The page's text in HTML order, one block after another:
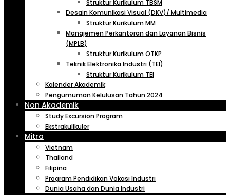
Struktur Kurikulum TBSM
Desain Komunikasi Visual (DKV)/ Multimedia
Struktur Kurikulum MM
Manajemen Perkantoran dan Layanan Bisnis
(MPLB)
Struktur Kurikulum OTKP
Teknik Elektronika Industri (TEI)
Struktur Kurikulum TEI
Kalender Akademik
Pengumuman Kelulusan Tahun 2024
Non Akademik
Study Excursion Program
Ekstrakulikuler
Mitra
Vietnam
Thailand
Filipina
Program Pendidikan Vokasi Industri
Dunia Usaha dan Dunia Industri